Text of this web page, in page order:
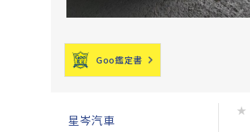
Goo鑑定書
星岑汽車
★